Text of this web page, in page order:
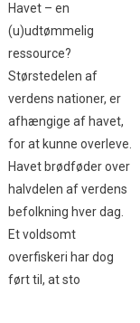
Havet – en
(u)udtømmelig
ressource?
Størstedelen af
verdens nationer, er
afhængige af havet,
for at kunne overleve.
Havet brødføder over
halvdelen af verdens
befolkning hver dag.
Et voldsomt
overfiskeri har dog
ført til, at sto